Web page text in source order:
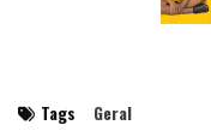
Tags Geral